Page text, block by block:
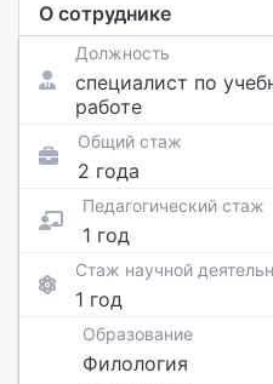
О сотруднике
Должность
специалист по
работе
Общий стаж
2 года
Педагогический стаж
1 год
Стаж научной
1 год
Образование
Филология